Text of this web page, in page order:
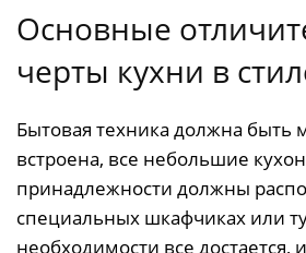
Основные
черты кухни в
Бытовая техника должна быть
встроена, все небольшие
принадлежности должны
специальных шкафчиках или
необходимости все достается,